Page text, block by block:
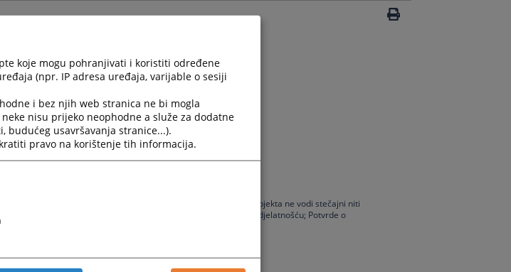
11:00-14:00 sati
registra za registrirane pravne subjekte; Potvrde da se protiv subjekta ne vodi stečajni niti
za registraciju subjekata upisa koji se bave gospodarskom djelatnošću; Potvrde o
vrstama ugovora o prometu nekretnina; Upis hipoteke.
koje mogu pohranjivati i koristiti određene
(npr. IP adresa uređaja, varijable o sesiji
i bez njih web stranica ne bi mogla
nisu prijeko neophodne a služe za dodatne
budućeg usavršavanja stranice...).
pravo na korištenje tih informacija.